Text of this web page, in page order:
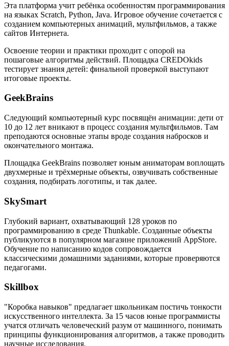
Эта платформа учит ребёнка особенностям программирования
на языках Scratch, Python, Java. Игровое обучение сочетается с
созданием компьютерных анимаций, мультфильмов, а также
сайтов Интернета.
Освоение теории и практики проходит с опорой на
пошаговые алгоритмы действий. Площадка CREDOkids
тестирует знания детей: финальной проверкой выступают
итоговые проекты.
GeekBrains
Следующий компьютерный курс посвящён анимации: дети от
10 до 12 лет вникают в процесс создания мультфильмов. Там
преподаются основные этапы вроде создания набросков и
окончательного монтажа.
Площадка GeekBrains позволяет юным аниматорам воплощать
двухмерные и трёхмерные объекты, озвучивать собственные
создания, подбирать логотипы, и так далее.
SkySmart
Глубокий вариант, охватывающий 128 уроков по
программированию в среде Thunkable. Созданные объекты
публикуются в популярном магазине приложений AppStore.
Обучение по написанию кодов сопровождается
классическими домашними заданиями, которые проверяются
педагогами.
Skillbox
"Коробка навыков" предлагает школьникам постичь тонкости
искусственного интеллекта. За 15 часов юные программисты
учатся отличать человеческий разум от машинного, понимать
принципы функционирования алгоритмов, а также проводить
научные исследования.